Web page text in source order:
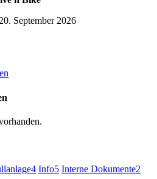
20. September 2026
4 Info5 Interne Dokumente2